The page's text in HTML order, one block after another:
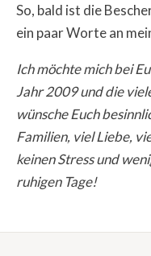
So, bald ist die
ein paar Worte an
Ich möchte mich bei
Jahr 2009 und die
wünsche Euch
Familien, viel Liebe,
keinen Stress und
ruhigen Tage!